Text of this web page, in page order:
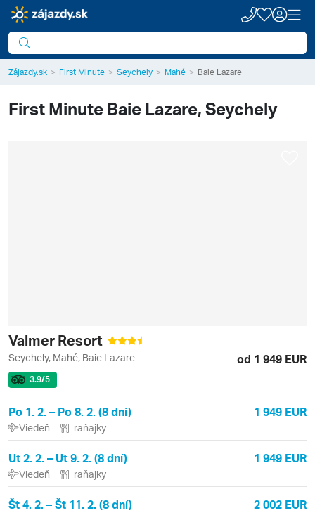
Zájazdy.sk First Minute Seychely Mahé Baie Lazare
First MinuteBaie Lazare, Seychely
Valmer Resort
Seychely, Mahé, Baie Lazare od 1 949 EUR
3.9/5
Po 1. 2. – Po 8. 2. (8 dní) 1 949 EUR
Viedeň raňajky
Ut 2. 2. – Ut 9. 2. (8 dní) 1 949 EUR
Viedeň raňajky
Št 4. 2. – Št 11. 2. (8 dní) 2 002 EUR